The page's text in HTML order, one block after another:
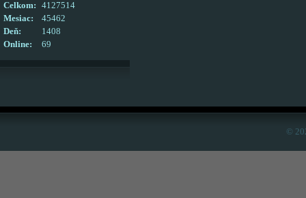
Online: 69
Celkom:
4127514
Mesiac:
45462
Deň:
1408
©